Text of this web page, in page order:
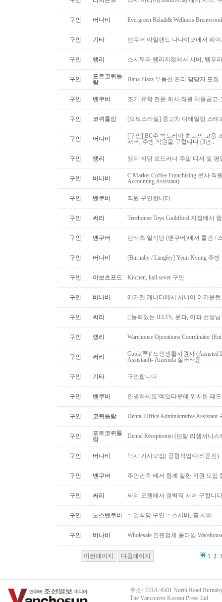
구인 버나비 Evergreen Rehab& Wellness
구인 기타 벤쿠버 아일랜드 나나이모에서 웨
구인 랭리 스시무라 랭리지점에서 서버, 템푸
구인
포트코퀴틀
람
Hana Plaza 부동산 관리 담당자 모집
구인 밴쿠버 조기 유학 전문 회사 직원 채용공고
구인 코퀴틀람 [오토스타일] 중고차 디테일링 스태
구인 버나비
[구인] BC주 빅토리아 최고의 고용
서버, 주방 직원을 구합니다 (3년..
구인 랭리 랭리 식당 로드러너 주말 디셔 및
구인 버나비
C Market Coffee Franchising 본사 직
Accounting Assistant)
구인 밴쿠버 직원 구인합니다
구인 써리 Treehouse Toys Guildford 지점에서
구인 밴쿠버 텐타츠 일식당 (밴쿠버)에서 롤맨 /
구인 버나비 [Burnaby / Langley] Yeun Kyung 주
구인 아보츠포드 Kitchen, hall sever 구인
구인 버나비 메가젠 캐나다에서 시니어 어카운
구인 써리 [[능력있는 IELTS, 문과, 이과 선생
구인 랭리 Warehouse Operations Coordinator
구인 써리
Cook(쿡)/ 노인생활지원사 (Assisted
Assistant)- Amenida 실버타운
구인 기타 구인합니다
구인 밴쿠버 안녕하세요!예일타운에 위치한 레
구인 코퀴틀람 Dental Office Administrative Assistant
구인
포트코퀴틀
람
Dental Receptionist (덴탈 리셉셔니
구인 버나비 택시 기사모집( 공항픽업/대리운전)
구인 밴쿠버 주안건축 에서 함께 일한 직원 모집
구인 써리 써리 오젠에서 경력직 서버 구합니다
구인 노스밴쿠버 ::: 일식당 구인 ::: 스시바, 홀 서버
구인 버나비 Wholesale 간판업체 풀타임
이전페이지 다음페이지 1 2
주소: 331A-4501 North Road
The Vancouver Korean Press Ltd.